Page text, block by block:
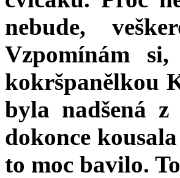
nebude,
Vzpomínám
kokršpanělkou
byla nadšená
dokonce
to moc bavilo.